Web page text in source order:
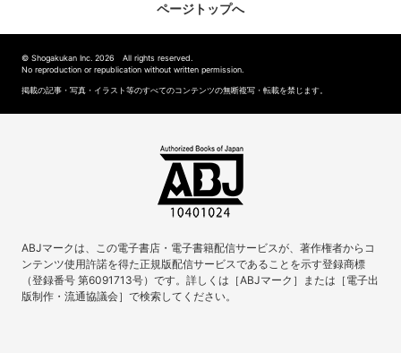
ページトップへ
© Shogakukan Inc. 2026 All rights reserved.
No reproduction or republication without written permission.
掲載の記事・写真・イラスト等のすべてのコンテンツの無断複写・転載を禁じます。
ABJマークは、この電子書店・電子書籍配信サービスが、著作権者からコ
ンテンツ使用許諾を得た正規版配信サービスであることを示す登録商標
（登録番号 第6091713号）です。詳しくは［ABJマーク］または［電子出
版制作・流通協議会］で検索してください。